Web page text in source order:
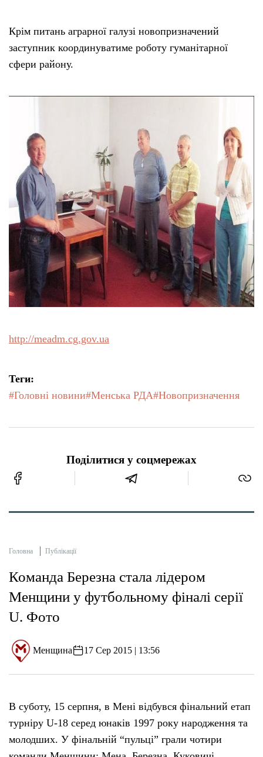
Крім питань аграрної галузі новопризначений
заступник координуватиме роботу гуманітарної
сфери району.
http://meadm.cg.gov.ua
Теги:
#Головні новини#Менська РДА#Новопризначення
Поділитися у соцмережах
Головна Публікації
Команда Березна стала лідером
Менщини у футбольному фіналі серії
U. Фото
Менщина 17 Сер 2015 | 13:56
В суботу, 15 серпня, в Мені відбувся фінальний етап
турніру U-18 серед юнаків 1997 року народження та
молодших. У фінальній “пульці” грали чотири